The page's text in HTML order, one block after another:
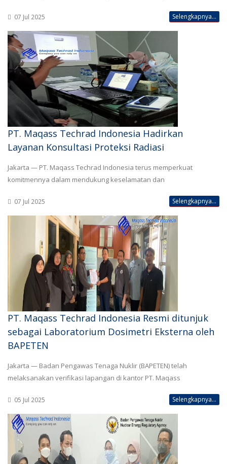
07 Jul 2025 Selengkapnya...
PT. Maqass Techrad Indonesia Hadirkan
Layanan Konsultasi Proteksi Radiasi
Jakarta — PT. Maqass Techrad Indonesia terus memperkuat
komitmennya dalam mendukung keselamatan dan
07 Jul 2025 Selengkapnya...
PT. Maqass Techrad Indonesia Resmi ditunjuk
sebagai Laboratorium Dosimetri Eksterna oleh
BAPETEN
Jakarta — Badan Pengawas Tenaga Nuklir (BAPETEN) telah
melaksanakan verifikasi lapangan di kantor PT. Maqass
05 Jul 2025 Selengkapnya...